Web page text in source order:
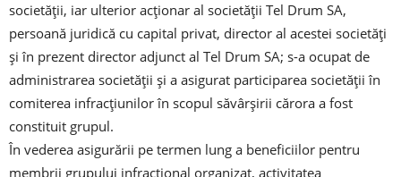
societății, iar ulterior acționar al societății Tel Drum SA,
persoană juridică cu capital privat, director al acestei societăți
și în prezent director adjunct al Tel Drum SA; s-a ocupat de
administrarea societății și a asigurat participarea societății în
comiterea infracțiunilor în scopul săvârșirii cărora a fost
constituit grupul.
În vederea asigurării pe termen lung a beneficiilor pentru
membrii grupului infracțional organizat, activitatea